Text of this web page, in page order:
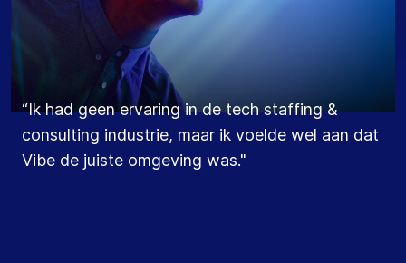
“Ik had geen ervaring in de tech staffing &
consulting industrie, maar ik voelde wel aan dat
Vibe de juiste omgeving was."
“Ik zie Vibe Group Duitsland als een soort
hogesnelheidstrein: we zijn er klaar voor om het
tempo op te voeren.”